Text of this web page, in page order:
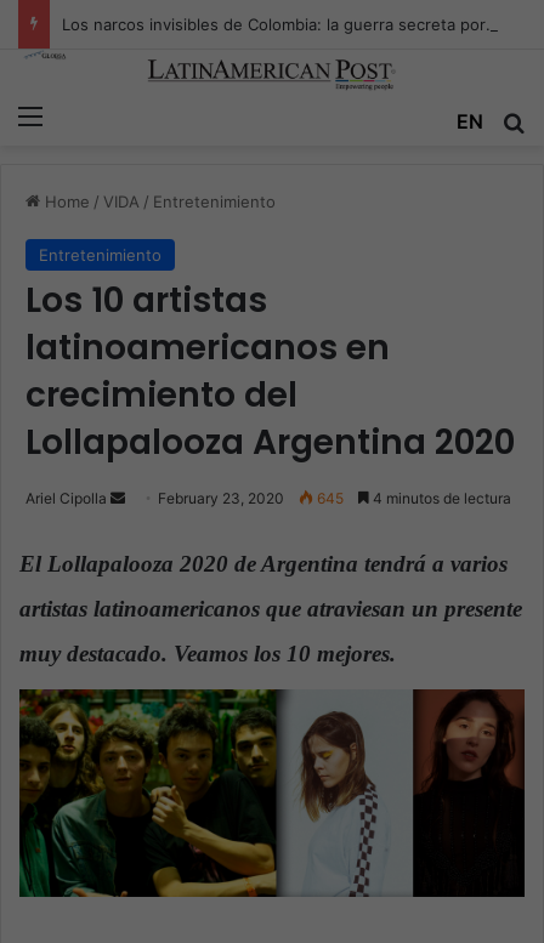
Los narcos invisibles de Colombia: la guerra secreta por la verdad, el poder y la nueva economía de la droga
EN
Home / VIDA / Entretenimiento
Entretenimiento
Los 10 artistas
latinoamericanos en
crecimiento del
Lollapalooza Argentina 2020
Ariel Cipolla
n
a
m
a
i
February 23, 2020 645 4 minutos de lectura
El Lollapalooza 2020 de Argentina tendrá a varios
artistas latinoamericanos que atraviesan un presente
muy destacado. Veamos los 10 mejores.